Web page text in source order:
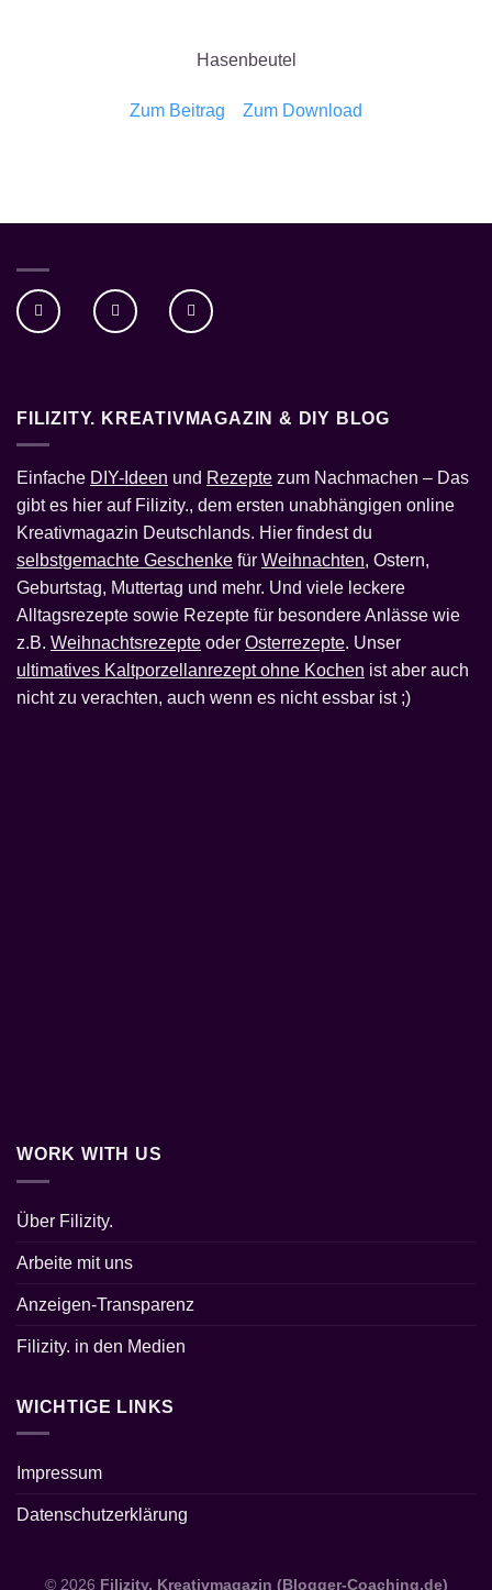
Hasenbeutel
Zum Beitrag Zum Download
FILIZITY. KREATIVMAGAZIN & DIY BLOG
Einfache DIY-Ideen und Rezepte zum Nachmachen – Das
gibt es hier auf Filizity., dem ersten unabhängigen online
Kreativmagazin Deutschlands. Hier findest du
selbstgemachte Geschenke für Weihnachten, Ostern,
Geburtstag, Muttertag und mehr. Und viele leckere
Alltagsrezepte sowie Rezepte für besondere Anlässe wie
z.B. Weihnachtsrezepte oder Osterrezepte. Unser
ultimatives Kaltporzellanrezept ohne Kochen ist aber auch
nicht zu verachten, auch wenn es nicht essbar ist ;)
WORK WITH US
Über Filizity.
Arbeite mit uns
Anzeigen-Transparenz
Filizity. in den Medien
WICHTIGE LINKS
Impressum
Datenschutzerklärung
© 2026 Filizity. Kreativmagazin (Blogger-Coaching.de)